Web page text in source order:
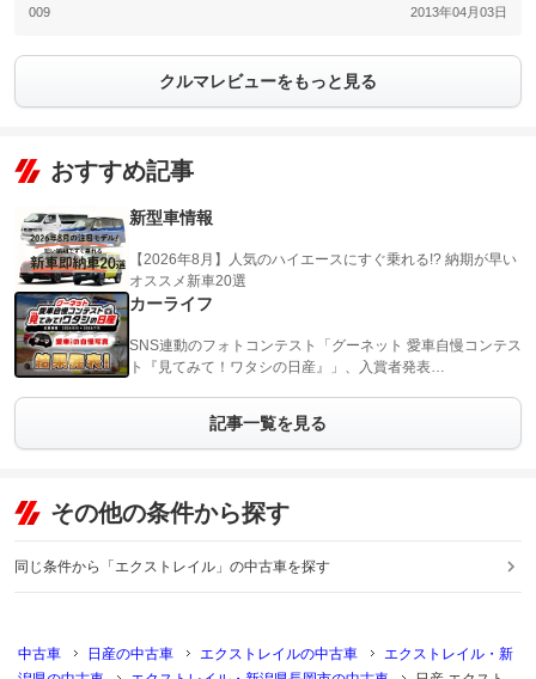
009 2013年04月03日
クルマレビューをもっと見る
おすすめ記事
新型車情報
【2026年8月】人気のハイエースにすぐ乗れる!? 納期が早い
オススメ新車20選
カーライフ
SNS連動のフォトコンテスト「グーネット 愛車自慢コンテス
ト『見てみて！ワタシの日産』」、入賞者発表…
記事一覧を見る
その他の条件から探す
同じ条件から「エクストレイル」の中古車を探す
中古車 日産の中古車 エクストレイルの中古車
エクストレイル・新